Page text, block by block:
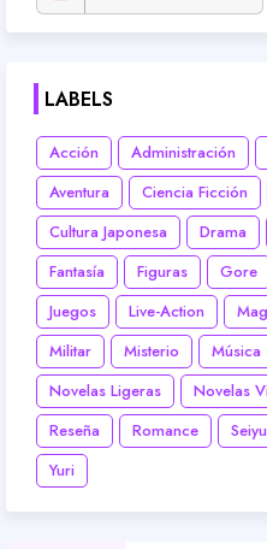
LABELS
Acción Administración
Aventura
Ciencia Ficción
Cultura Japonesa
Drama
Fantasía
Figuras Gore
Juegos
Live-Action
Militar
Misterio Música
Novelas Ligeras
Novelas
Reseña
Romance
Yuri